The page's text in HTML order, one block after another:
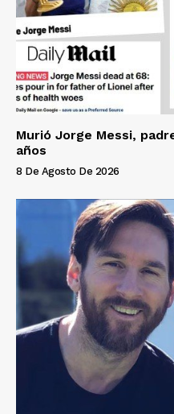
Murió Jorge Messi,
años
8 De Agosto De 2026